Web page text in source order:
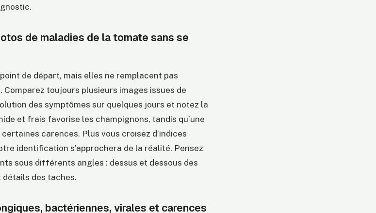
de maladies de la tomate sans se
de départ, mais elles ne remplacent pas
Comparez toujours plusieurs images issues de
des symptômes sur quelques jours et notez la
et frais favorise les champignons, tandis qu’une
carences. Plus vous croisez d’indices
identification s’approchera de la réalité. Pensez
sous différents angles : dessus et dessous des
des taches.
bactériennes, virales et carences